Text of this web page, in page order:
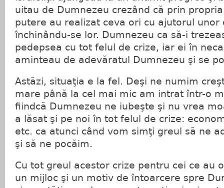
uitau de Dumnezeu crezând că prin
putere au realizat ceva ori cu ajutorul unor
închinându-se lor. Dumnezeu ca să-i
pedepsea cu tot felul de crize, iar ei în
aminteau de adevăratul Dumnezeu şi se
Astăzi, situaţia e la fel. Deşi ne numim
mare până la cel mai mic am intrat într-o
fiindcă Dumnezeu ne iubeşte şi nu vrea
a lăsat şi pe noi în tot felul de crize:
etc. ca atunci când vom simţi greul să ne
şi să ne pocăim.
Cu tot greul acestor crize pentru cei ce au
un mijloc şi un motiv de întoarcere spre